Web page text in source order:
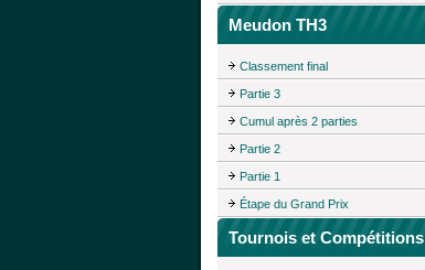
Meudon TH3
Classement final
Partie 3
Cumul après 2 parties
Partie 2
Partie 1
Étape du Grand Prix
Tournois et Compétitions